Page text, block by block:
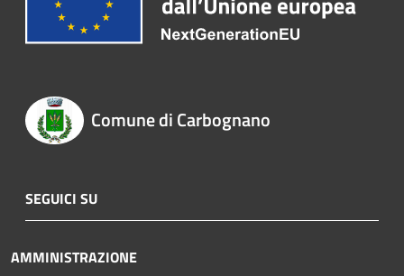
Comune di Carbognano
SEGUICI SU
AMMINISTRAZIONE